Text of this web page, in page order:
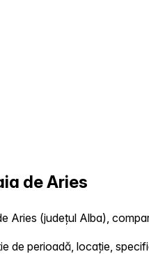
de Aries
Aries (județul Alba),
de perioadă, locație,